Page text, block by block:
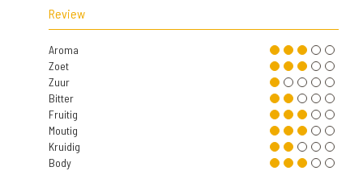
Review
Aroma
Zoet
Zuur
Bitter
Fruitig
Moutig
Kruidig
Body